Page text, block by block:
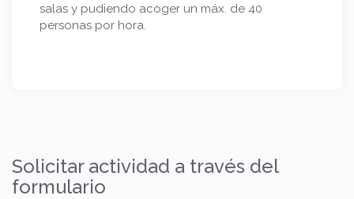
salas y pudiendo acoger un máx. de 40
personas por hora.
Solicitar actividad a través del
formulario